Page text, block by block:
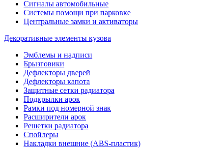
Сигналы автомобильные
Системы помощи при парковке
Центральные замки и активаторы
Декоративные элементы кузова
Эмблемы и надписи
Брызговики
Дефлекторы дверей
Дефлекторы капота
Защитные сетки радиатора
Подкрылки арок
Рамки под номерной знак
Расширители арок
Решетки радиатора
Спойлеры
Накладки внешние (ABS-пластик)